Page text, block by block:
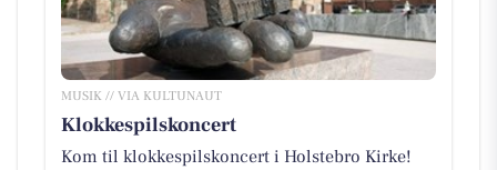
MUSIK // VIA KULTUNAUT
Klokkespilskoncert
Kom til klokkespilskoncert i Holstebro Kirke!